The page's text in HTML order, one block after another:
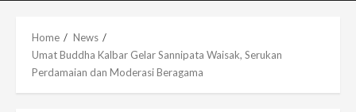
Home
News
Umat Buddha Kalbar Gelar Sannipata Waisak, Serukan
Perdamaian dan Moderasi Beragama